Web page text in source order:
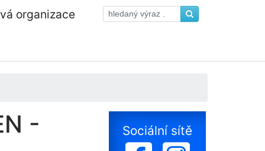
organizace
-
Sociální sítě